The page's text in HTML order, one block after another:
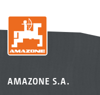
AMAZONE S.A.